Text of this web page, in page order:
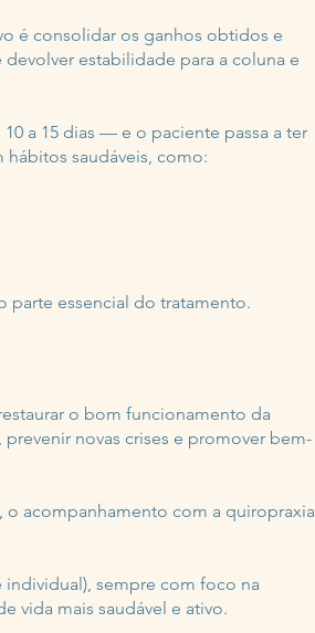
é consolidar os ganhos obtidos e
estabilidade para a coluna e
a 15 dias — e o paciente passa a ter
saudáveis, como:
parte essencial do tratamento.
o bom funcionamento da
novas crises e promover bem-
o acompanhamento com a quiropraxia
individual), sempre com foco na
vida mais saudável e ativo.